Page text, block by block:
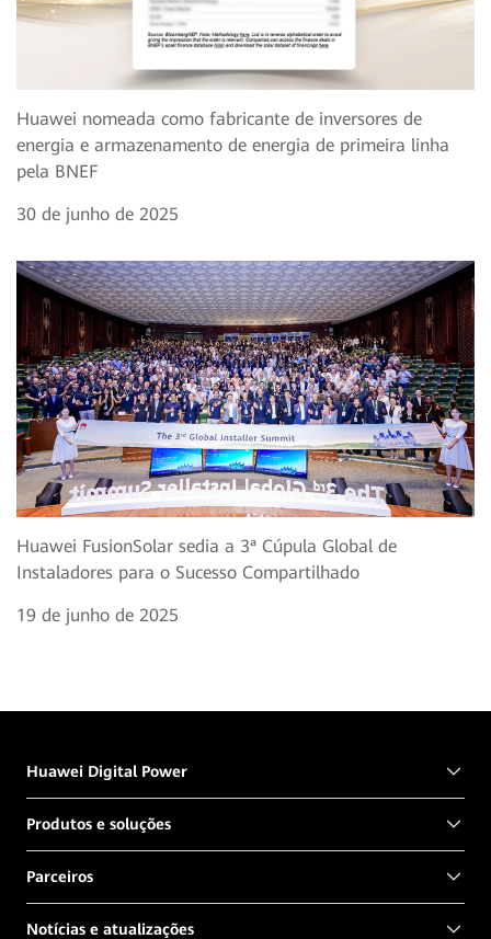
Huawei nomeada como fabricante de inversores de
energia e armazenamento de energia de primeira linha
pela BNEF
30 de junho de 2025
Huawei FusionSolar sedia a 3ª Cúpula Global de
Instaladores para o Sucesso Compartilhado
19 de junho de 2025
Huawei Digital Power
Produtos e soluções
Parceiros
Notícias e atualizações